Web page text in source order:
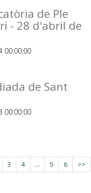
de Ple
- 28 d'abril de
00:00:00
de Sant
00:00:00
3 4 ... 5 6 >>